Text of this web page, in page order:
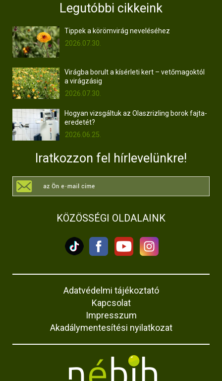
Legutóbbi cikkeink
Tippek a körömvirág neveléséhez
2026.07.30.
Virágba borult a kísérleti kert – vetőmagoktól
a virágzásig
2026.07.30.
Hogyan vizsgáltuk az Olaszrizling borok fajta-
eredetét?
2026.06.25.
Iratkozzon fel hírlevelünkre!
KÖZÖSSÉGI OLDALAINK
Adatvédelmi tájékoztató
Kapcsolat
Impresszum
Akadálymentesítési nyilatkozat